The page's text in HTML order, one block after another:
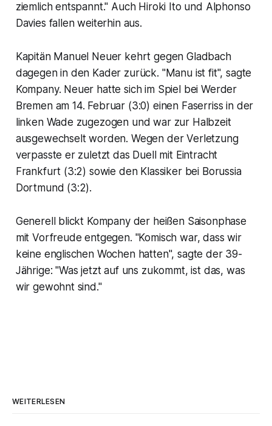
ziemlich entspannt." Auch Hiroki Ito und Alphonso
Davies fallen weiterhin aus.
Kapitän Manuel Neuer kehrt gegen Gladbach
dagegen in den Kader zurück. "Manu ist fit", sagte
Kompany. Neuer hatte sich im Spiel bei Werder
Bremen am 14. Februar (3:0) einen Faserriss in der
linken Wade zugezogen und war zur Halbzeit
ausgewechselt worden. Wegen der Verletzung
verpasste er zuletzt das Duell mit Eintracht
Frankfurt (3:2) sowie den Klassiker bei Borussia
Dortmund (3:2).
Generell blickt Kompany der heißen Saisonphase
mit Vorfreude entgegen. "Komisch war, dass wir
keine englischen Wochen hatten", sagte der 39-
Jährige: "Was jetzt auf uns zukommt, ist das, was
wir gewohnt sind."
WEITERLESEN